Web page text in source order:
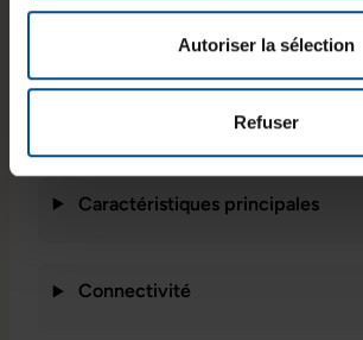
Autoriser la sélection
Refuser
250 Go SSD
Système
Windows 11
Professionne
Caractéristiques principales
Connectivité